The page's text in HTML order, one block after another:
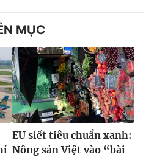
MỤC
EU siết tiêu chuẩn xanh:
Nông sản Việt vào “bài